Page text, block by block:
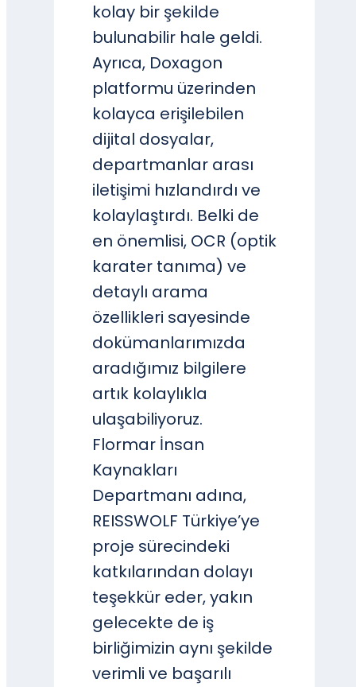
kolay bir şekilde
bulunabilir hale geldi.
Ayrıca, Doxagon
platformu üzerinden
kolayca erişilebilen
dijital dosyalar,
departmanlar arası
iletişimi hızlandırdı ve
kolaylaştırdı. Belki de
en önemlisi, OCR (optik
karater tanıma) ve
detaylı arama
özellikleri sayesinde
dokümanlarımızda
aradığımız bilgilere
artık kolaylıkla
ulaşabiliyoruz.
Flormar İnsan
Kaynakları
Departmanı adına,
REISSWOLF Türkiye’ye
proje sürecindeki
katkılarından dolayı
teşekkür eder, yakın
gelecekte de iş
birliğimizin aynı şekilde
verimli ve başarılı